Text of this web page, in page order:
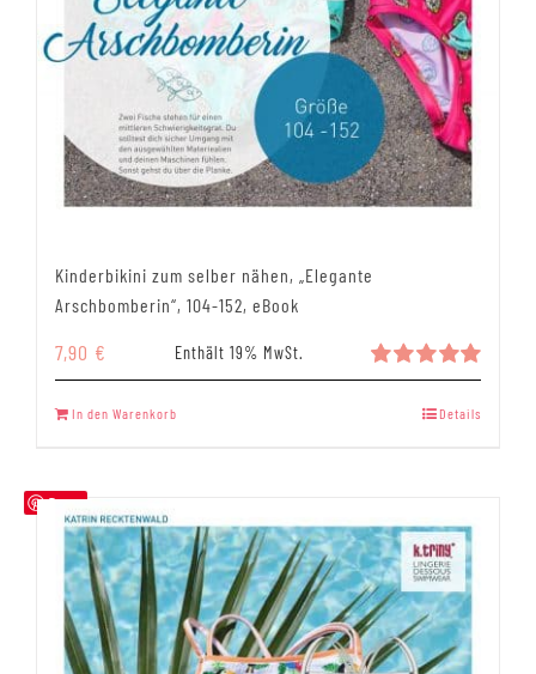
Kinderbikini zum selber nähen, „Elegante
Arschbomberin“, 104-152, eBook
Bewertet
5.00
7,90 € Enthält 19% MwSt.
In den Warenkorb Details
Save